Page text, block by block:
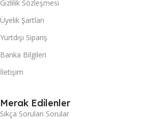
Gizlilik Sözleşmesi
Üyelik Şartları
Yurtdışı Sipariş
Banka Bilgileri
İletişim
Merak Edilenler
Sıkça Sorulan Sorular